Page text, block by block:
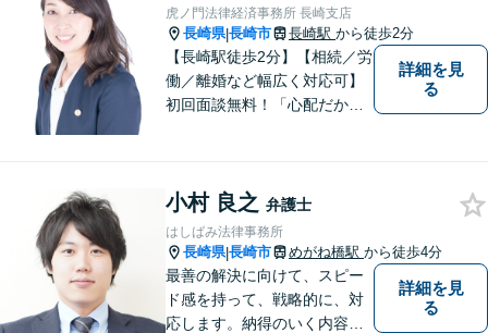
虎ノ門法律経済事務所 長崎支店
長崎県|長崎市 長崎駅 から徒歩2分
【長崎駅徒歩2分】【相続／労
働／離婚など幅広く対応可】
初回面談無料！「心配だから
い。各種専門家と連携し、ス
ムーズな解決を目指します。
詳細を見
る
小村 良之 弁護士
はしばみ法律事務所
長崎県|長崎市 めがね橋駅 から徒歩4分
最善の解決に向けて、スピー
ド感を持って、戦略的に、対
応します。納得のいく内容と
詳細を見
る